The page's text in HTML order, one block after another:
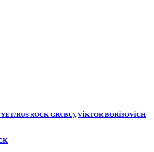
RUS ROCK GRUBU), VIKTOR BORISOVICH